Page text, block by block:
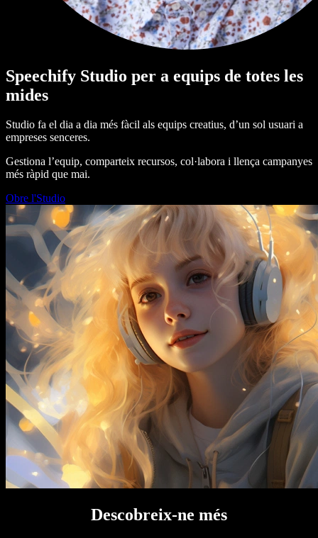
Speechify Studio per a equips de totes les
mides
Studio fa el dia a dia més fàcil als equips creatius, d’un sol usuari a
empreses senceres.
Gestiona l’equip, comparteix recursos, col·labora i llença campanyes
més ràpid que mai.
Obre l'Studio
Descobreix-ne més